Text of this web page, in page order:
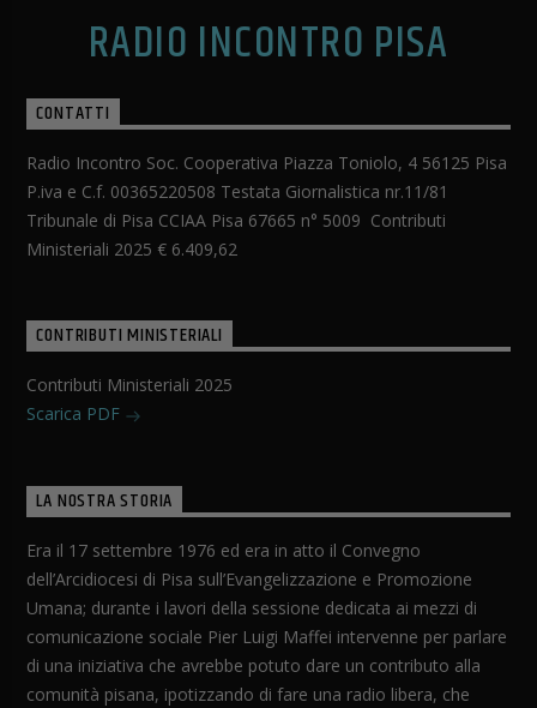
RADIO INCONTRO PISA
CONTATTI
Radio Incontro Soc. Cooperativa Piazza Toniolo, 4 56125 Pisa
P.iva e C.f. 00365220508 Testata Giornalistica nr.11/81
Tribunale di Pisa CCIAA Pisa 67665 n° 5009 Contributi
Ministeriali 2025 € 6.409,62
CONTRIBUTI MINISTERIALI
Contributi Ministeriali 2025
Scarica PDF
LA NOSTRA STORIA
Era il 17 settembre 1976 ed era in atto il Convegno
dell’Arcidiocesi di Pisa sull’Evangelizzazione e Promozione
Umana; durante i lavori della sessione dedicata ai mezzi di
comunicazione sociale Pier Luigi Maffei intervenne per parlare
di una iniziativa che avrebbe potuto dare un contributo alla
comunità pisana, ipotizzando di fare una radio libera, che